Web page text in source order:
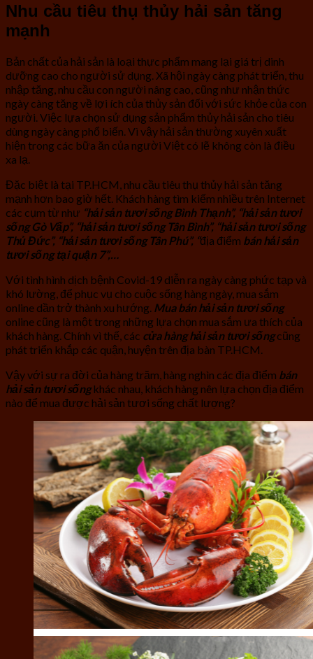
Nhu cầu tiêu thụ thủy hải sản tăng
mạnh
Bản chất của hải sản là loại thực phẩm mang lại giá trị dinh
dưỡng cao cho người sử dụng. Xã hội ngày càng phát triển, thu
nhập tăng, nhu cầu con người nâng cao, cũng như nhận thức
ngày càng tăng về lợi ích của thủy sản đối với sức khỏe của con
người. Việc lựa chọn sử dụng sản phẩm thủy hải sản cho tiêu
dùng ngày càng phổ biến. Vì vậy hải sản thường xuyên xuất
hiện trong các bữa ăn của người Việt có lẽ không còn là điều
xa lạ.
Đặc biệt là tại TP.HCM, nhu cầu tiêu thụ thủy hải sản tăng
mạnh hơn bao giờ hết. Khách hàng tìm kiếm nhiều trên Internet
các cụm từ như “hải sản tươi sống Bình Thạnh”, “hải sản tươi
sống Gò Vấp”, “hải sản tươi sống Tân Bình”, “hải sản tươi sống
Thủ Đức”, “hải sản tươi sống Tân Phú”, “địa điểm bán hải sản
tươi sống tại quận 7”,…
Với tình hình dịch bệnh Covid-19 diễn ra ngày càng phức tạp và
khó lường, để phục vụ cho cuộc sống hàng ngày, mua sắm
online dần trở thành xu hướng. Mua bán hải sản tươi sống
online cũng là một trong những lựa chọn mua sắm ưa thích của
khách hàng. Chính vì thế, các cửa hàng hải sản tươi sốngcũng
phát triển khắp các quận, huyện trên địa bàn TP.HCM.
Vậy với sự ra đời của hàng trăm, hàng nghìn các địa điểm bán
hải sản tươi sốngkhác nhau, khách hàng nên lựa chọn địa điểm
nào để mua được hải sản tươi sống chất lượng?